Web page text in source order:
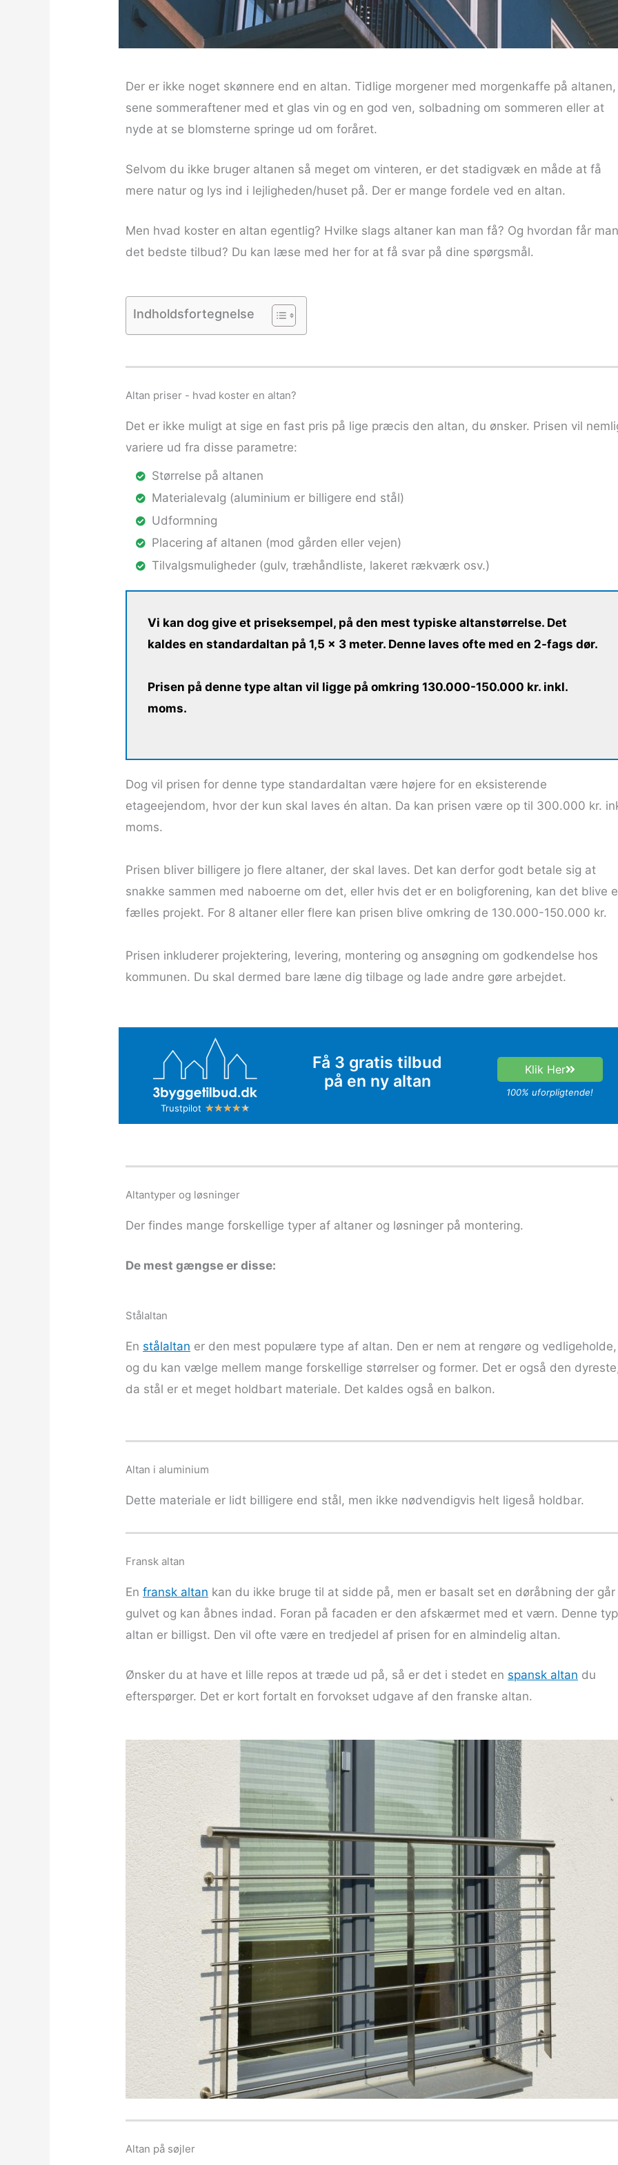
Der er ikke noget skønnere end en altan. Tidlige morgener med morgenkaffe på altanen,
sene sommeraftener med et glas vin og en god ven, solbadning om sommeren eller at
nyde at se blomsterne springe ud om foråret.
Selvom du ikke bruger altanen så meget om vinteren, er det stadigvæk en måde at få
mere natur og lys ind i lejligheden/huset på. Der er mange fordele ved en altan.
Men hvad koster en altan egentlig? Hvilke slags altaner kan man få? Og hvordan får
det bedste tilbud? Du kan læse med her for at få svar på dine spørgsmål.
Indholdsfortegnelse
Altan priser - hvad koster en altan?
Det er ikke muligt at sige en fast pris på lige præcis den altan, du ønsker. Prisen vil
variere ud fra disse parametre:
Størrelse på altanen
Materialevalg (aluminium er billigere end stål)
Udformning
Placering af altanen (mod gården eller vejen)
Tilvalgsmuligheder (gulv, træhåndliste, lakeret rækværk osv.)
Vi kan dog give et priseksempel, på den mest typiske altanstørrelse. Det
kaldes en standardaltan på 1,5 x 3 meter. Denne laves ofte med en 2-fags dør.
Prisen på denne type altan vil ligge på omkring 130.000-150.000 kr. inkl.
moms.
Dog vil prisen for denne type standardaltan være højere for en eksisterende
etageejendom, hvor der kun skal laves én altan. Da kan prisen være op til 300.000 kr.
moms.
Prisen bliver billigere jo flere altaner, der skal laves. Det kan derfor godt betale sig at
snakke sammen med naboerne om det, eller hvis det er en boligforening, kan det blive
fælles projekt. For 8 altaner eller flere kan prisen blive omkring de 130.000-150.000 kr.
Prisen inkluderer projektering, levering, montering og ansøgning om godkendelse hos
kommunen. Du skal dermed bare læne dig tilbage og lade andre gøre arbejdet.
Trustpilot ★★★★★R
a
e
.
5
Få 3 gratis tilbud
på en ny altan
Klik Her
100% uforpligtende!
Altantyper og løsninger
Der findes mange forskellige typer af altaner og løsninger på montering.
De mest gængse er disse:
Stålaltan
En stålaltan er den mest populære type af altan. Den er nem at rengøre og vedligeholde,
og du kan vælge mellem mange forskellige størrelser og former. Det er også den
da stål er et meget holdbart materiale. Det kaldes også en balkon.
Altan i aluminium
Dette materiale er lidt billigere end stål, men ikke nødvendigvis helt ligeså holdbar.
Fransk altan
Enfransk altan kan du ikke bruge til at sidde på, men er basalt set en døråbning der
gulvet og kan åbnes indad. Foran på facaden er den afskærmet med et værn. Denne
altan er billigst. Den vil ofte være en tredjedel af prisen for en almindelig altan.
Ønsker du at have et lille repos at træde ud på, så er det i stedet en spansk altan du
efterspørger. Det er kort fortalt en forvokset udgave af den franske altan.
Altan på søjler